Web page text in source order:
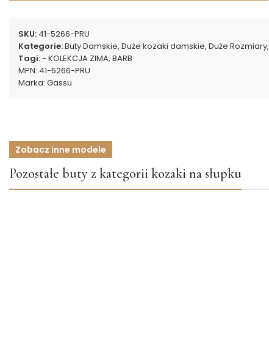
SKU: 41-5266-PRU
Kategorie:Buty Damskie, Duże kozaki damskie, Duże Rozmiary,
Tagi:- KOLEKCJA ZIMA, BARB
MPN: 41-5266-PRU
Marka: Gassu
Zobacz inne modele
Pozostałe buty z kategorii kozaki na słupku